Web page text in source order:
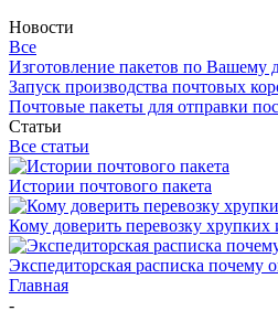
Новости
Все
Изготовление пакетов по Вашему
Запуск производства почтовых
Почтовые пакеты для отправки
Статьи
Все статьи
Истории почтового пакета
Кому доверить перевозку хрупких
Экспедиторская расписка почему
Главная
-